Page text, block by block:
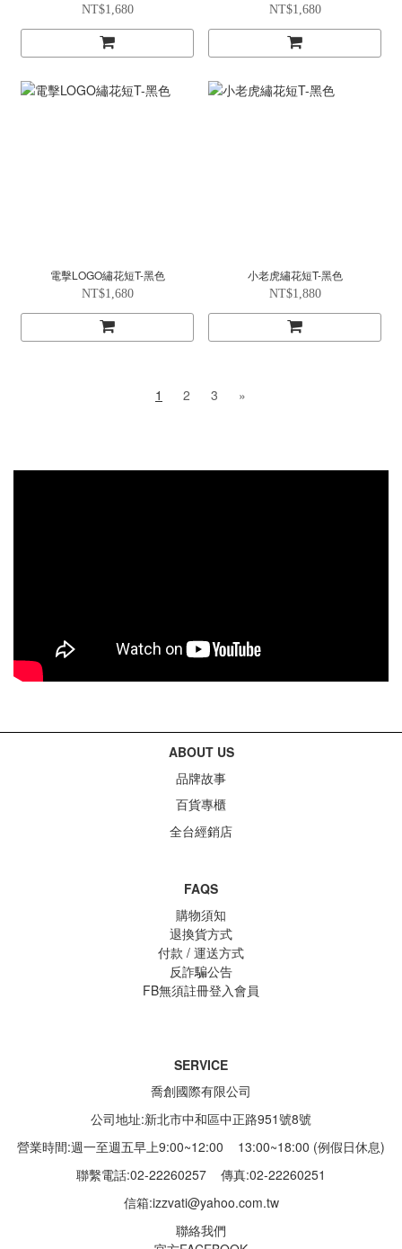
NT$1,680 NT$1,680
電擊LOGO繡花短T-黑色
NT$1,680
小老虎繡花短T-黑色
NT$1,880
1 2 3 »
ABOUT US
品牌故事
百貨專櫃
全台經銷店
FAQS
購物須知
退換貨方式
付款 / 運送方式
反詐騙公告
FB無須註冊登入會員
SERVICE
喬創國際有限公司
公司地址:新北市中和區中正路951號8號
營業時間:週一至週五早上9:00~12:00 13:00~18:00 (例假日休息)
聯繫電話:02-22260257 傳真:02-22260251
信箱:izzvati@yahoo.com.tw
聯絡我們